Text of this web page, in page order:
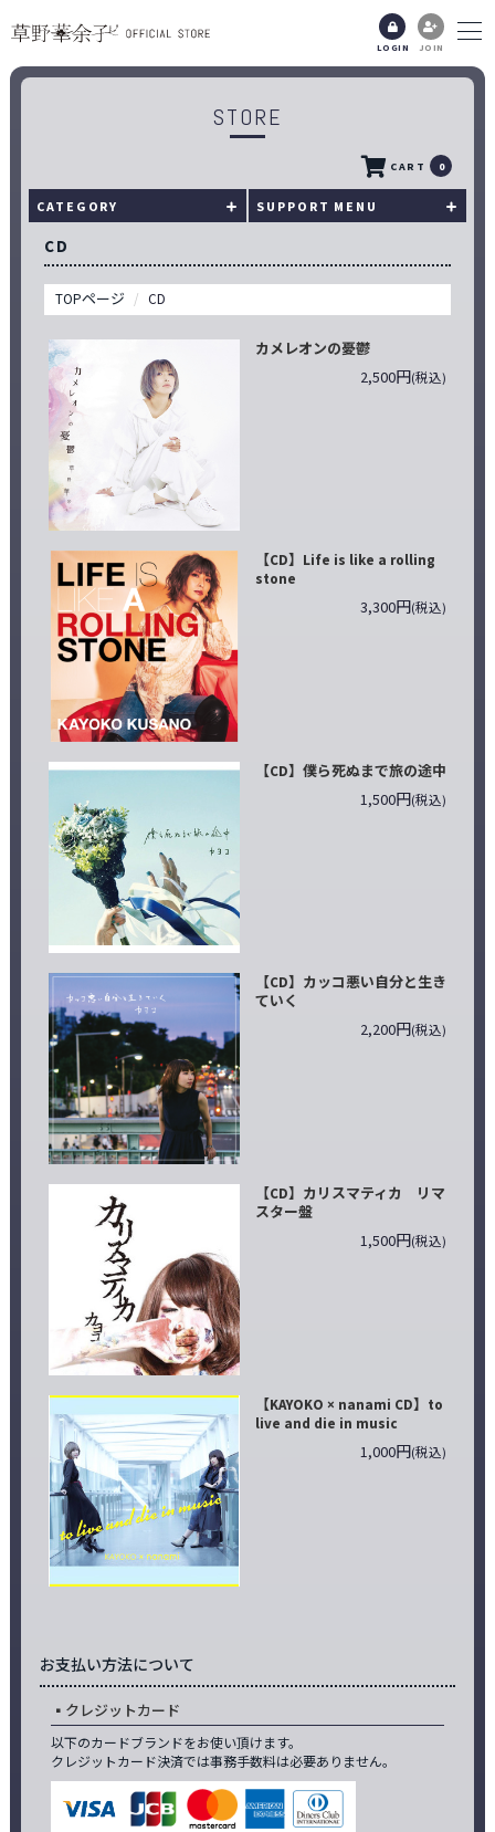
LOGIN JOIN
STORE
CART 0
CATEGORY SUPPORT MENU
CD
TOPページ CD
カメレオンの憂鬱
2,500円(税込)
【CD】Life is like a rolling
stone
3,300円(税込)
【CD】僕ら死ぬまで旅の途中
1,500円(税込)
【CD】カッコ悪い自分と生き
ていく
2,200円(税込)
【CD】カリスマティカ リマ
スター盤
1,500円(税込)
【KAYOKO × nanami CD】to
live and die in music
1,000円(税込)
お支払い方法について
クレジットカード
以下のカードブランドをお使い頂けます。
クレジットカード決済では事務手数料は必要ありません。